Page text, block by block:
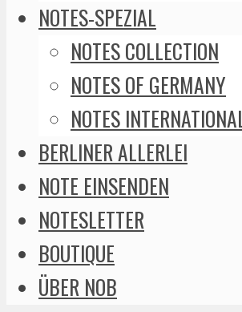
NOTES-SPEZIAL
NOTES COLLECTION
NOTES OF GERMANY
NOTES INTERNATIONAL
BERLINER ALLERLEI
NOTE EINSENDEN
NOTESLETTER
BOUTIQUE
ÜBER NOB